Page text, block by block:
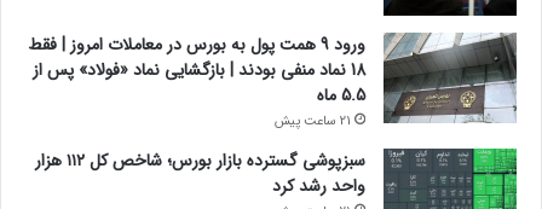
ورود 9 همت پول به بورس در معاملات امروز | فقط
18 نماد منفی بودند | بازگشایی نماد «فولاد» پس از
5.5 ماه
21 ساعت پیش
سبزپوشی گسترده بازار بورس؛ شاخص کل ۱۱۲ هزار
واحد رشد کرد